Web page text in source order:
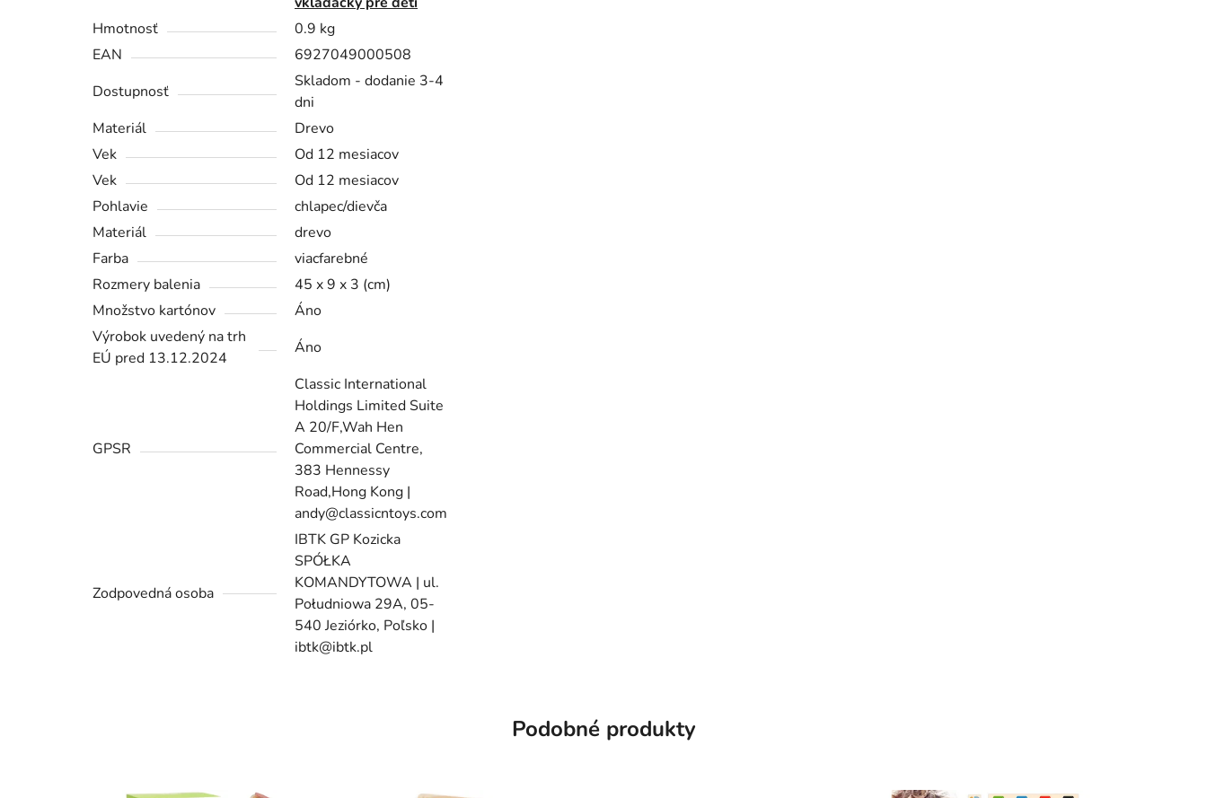
Hmotnosť
0.9 kg
EAN
6927049000508
Dostupnosť
Skladom - dodanie 3-4
dni
Materiál
Drevo
Vek
Od 12 mesiacov
Vek
Od 12 mesiacov
Pohlavie
chlapec/dievča
Materiál
drevo
Farba
viacfarebné
Rozmery balenia
45 x 9 x 3 (cm)
Množstvo kartónov
Áno
Výrobok uvedený na trh
EÚ pred 13.12.2024
Áno
GPSR
Classic International
Holdings Limited Suite
A 20/F,Wah Hen
Commercial Centre,
383 Hennessy
Road,Hong Kong |
andy@classicntoys.com
Zodpovedná osoba
IBTK GP Kozicka
SPÓŁKA
KOMANDYTOWA | ul.
Południowa 29A, 05-
540 Jeziórko, Poľsko |
ibtk@ibtk.pl
Podobné produkty